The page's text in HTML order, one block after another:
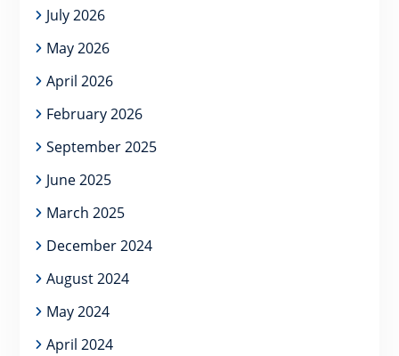
July 2026
May 2026
April 2026
February 2026
September 2025
June 2025
March 2025
December 2024
August 2024
May 2024
April 2024